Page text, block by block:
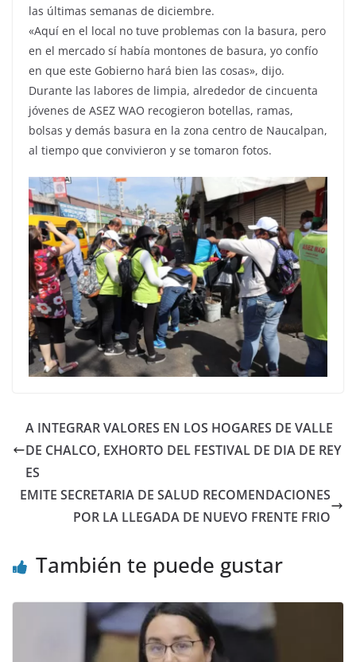
las últimas semanas de diciembre.
«Aquí en el local no tuve problemas con la basura, pero
en el mercado sí había montones de basura, yo confío
en que este Gobierno hará bien las cosas», dijo.
Durante las labores de limpia, alrededor de cincuenta
jóvenes de ASEZ WAO recogieron botellas, ramas,
bolsas y demás basura en la zona centro de Naucalpan,
al tiempo que convivieron y se tomaron fotos.
A INTEGRAR VALORES EN LOS HOGARES DE VALLE
DE CHALCO, EXHORTO DEL FESTIVAL DE DIA DE REY
ES
EMITE SECRETARIA DE SALUD RECOMENDACIONES
POR LA LLEGADA DE NUEVO FRENTE FRIO
También te puede gustar